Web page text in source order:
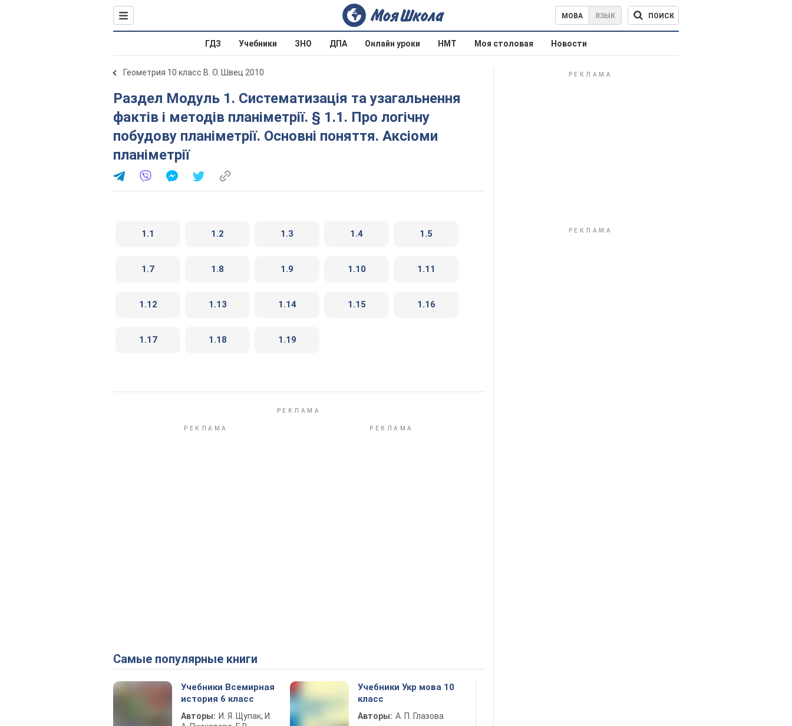
МОВА ЯЗЫК ПОИСК
ГДЗ Учебники ЗНО ДПА Онлайн уроки НМТ Моя столовая Новости
Геометрия 10 класс В. О. Швец 2010
Раздел Модуль 1. Систематизація та узагальнення
фактів і методів планіметрії. § 1.1. Про логічну
побудову планіметрії. Основні поняття. Аксіоми
планіметрії
1.1 1.2 1.3 1.4 1.5
1.7 1.8 1.9 1.10 1.11
1.12 1.13 1.14 1.15 1.16
1.17 1.18 1.19
Самые популярные книги
Учебники Всемирная
история 6 класс
Авторы: И. Я. Щупак, И.
Учебники Укр мова 10
класс
Авторы: А. П. Глазова